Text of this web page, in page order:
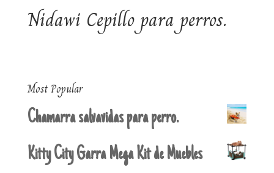
Nidawi Cepillo para perros.
Most Popular
Chamarra salvavidas para perro.
Kitty City Garra Mega Kit de Muebles